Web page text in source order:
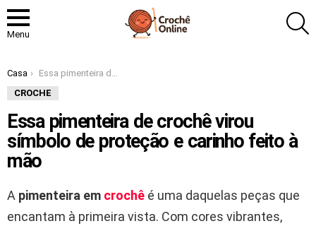
Menu
Você está aqui:
Casa
Essa pimenteira de crochê virou símbolo de proteção e carinho feito à mão
CROCHE
Essa pimenteira de crochê virou
símbolo de proteção e carinho feito à
mão
A pimenteira em crochê é uma daquelas peças que
encantam à primeira vista. Com cores vibrantes,